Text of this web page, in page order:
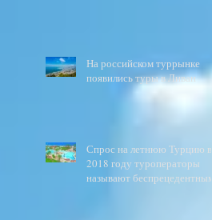
На российском туррынке
появились туры в Ливан
Спрос на летнюю Турцию в
2018 году туроператоры
называют беспрецедентным